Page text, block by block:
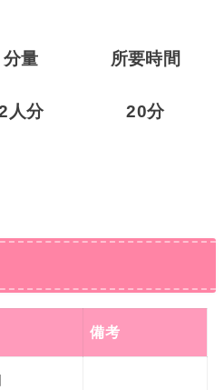
分量
人分
所要時間
20分
備考